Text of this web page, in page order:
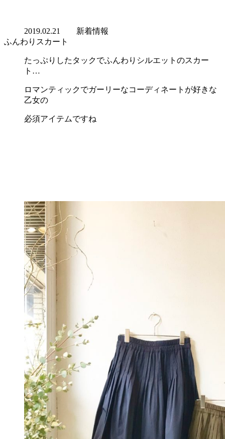
2019.02.21
新着情報
ふんわりスカート
たっぷりしたタックでふんわりシルエットのスカー
ト…
ロマンティックでガーリーなコーディネートが好きな
乙女の
必須アイテムですね